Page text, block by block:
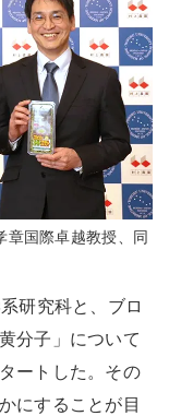
章国際卓越教授、同
研究科と、ブロ
分子」について
ートした。その
にすることが目